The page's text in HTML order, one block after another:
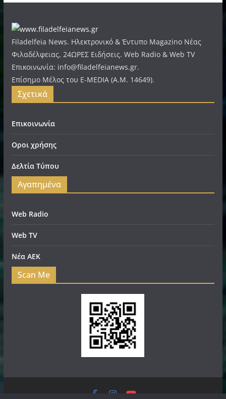
Filadelfeia News. Ηλεκτρονικό & Έντυπο Magazino Νέας
Φιλαδέλφειας, 24ΩΡΕΣ Ειδήσεις. Web Radio & Web TV
Επικοινωνία: info@filadelfeianews.gr.
Επίσημο Μέλος του E-MEDIA (A.M. 14649).
Σχετικά
Επικοινωνία
Οροι χρήσης
Δελτία Τύπου
Αγαπημένα
Web Radio
Web TV
Νέα ΑΕΚ
Scan Me